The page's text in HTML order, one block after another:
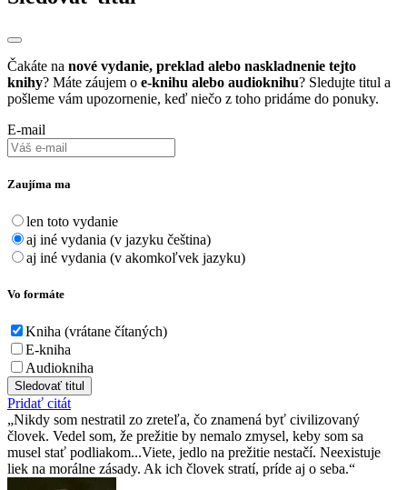
Čakáte na nové vydanie, preklad alebo naskladnenie tejto
knihy? Máte záujem o e-knihu alebo audioknihu? Sledujte titul a
pošleme vám upozornenie, keď niečo z toho pridáme do ponuky.
E-mail
Zaujíma ma
len toto vydanie
aj iné vydania (v jazyku čeština)
aj iné vydania (v akomkoľvek jazyku)
Vo formáte
Kniha (vrátane čítaných)
E-kniha
Audiokniha
Sledovať titul
Pridať citát
Nikdy som nestratil zo zreteľa, čo znamená byť civilizovaný
človek. Vedel som, že prežitie by nemalo zmysel, keby som sa
musel stať podliakom...Viete, jedlo na prežitie nestačí. Neexistuje
liek na morálne zásady. Ak ich človek stratí, príde aj o seba.